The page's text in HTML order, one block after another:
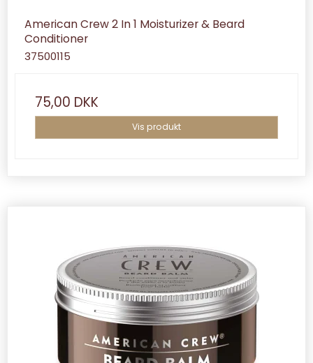
American Crew 2 In 1 Moisturizer & Beard
Conditioner
37500115
75,00 DKK
Vis produkt